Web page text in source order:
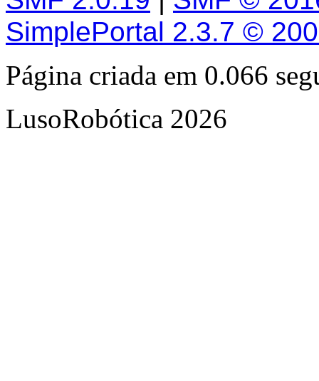
SimplePortal 2.3.7 ©
Página criada em 0.066
LusoRobótica 2026